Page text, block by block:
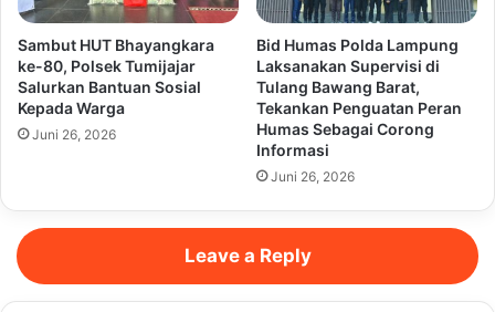
Sambut HUT Bhayangkara
ke-80, Polsek Tumijajar
Salurkan Bantuan Sosial
Kepada Warga
Juni 26, 2026
Bid Humas Polda Lampung
Laksanakan Supervisi di
Tulang Bawang Barat,
Tekankan Penguatan Peran
Humas Sebagai Corong
Informasi
Juni 26, 2026
Leave a Reply